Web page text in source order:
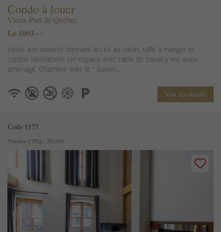
Condo à louer
Vieux-Port de Québec
Le 1003 - ·
Vaste aire ouverte donnant accès au salon, salle à manger et
cuisine laboratoire. Un espace avec table de travail y est aussi
aménagé. Chambre avec lit " queen...
Voir les détails
Code 1177
Numéro CITQ : 262430